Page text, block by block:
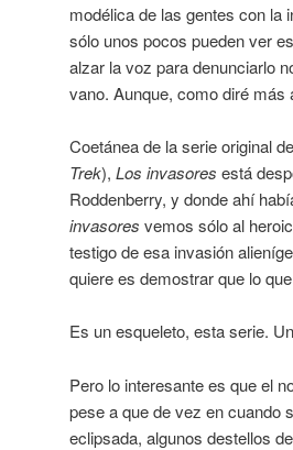
modélica de las gentes con la
sólo unos pocos pueden ver
alzar la voz para denunciarlo
vano. Aunque, como diré más
Coetánea de la serie original de
Trek), Los invasores está
Roddenberry, y donde ahí
invasores vemos sólo al
testigo de esa invasión
quiere es demostrar que lo
Es un esqueleto, esta serie.
Pero lo interesante es que el
pese a que de vez en cuando
eclipsada, algunos destellos